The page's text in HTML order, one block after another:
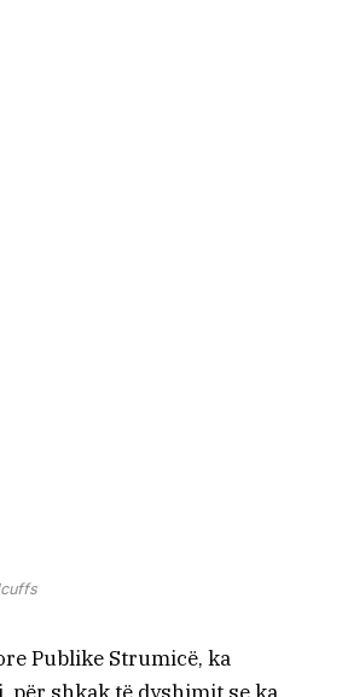
Publike Strumicë, ka